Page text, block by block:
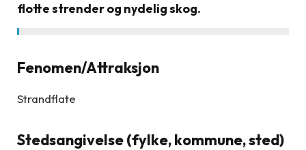
flotte strender og nydelig skog.
Fenomen/Attraksjon
Strandflate
Stedsangivelse (fylke, kommune, sted)